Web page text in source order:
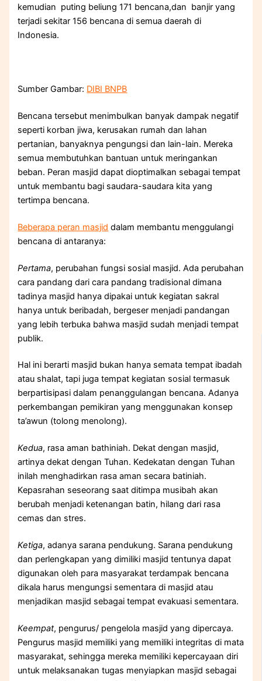
kemudian puting beliung 171 bencana,dan banjir yang
terjadi sekitar 156 bencana di semua daerah di
Indonesia.
Sumber Gambar: DIBI BNPB
Bencana tersebut menimbulkan banyak dampak negatif
seperti korban jiwa, kerusakan rumah dan lahan
pertanian, banyaknya pengungsi dan lain-lain. Mereka
semua membutuhkan bantuan untuk meringankan
beban. Peran masjid dapat dioptimalkan sebagai tempat
untuk membantu bagi saudara-saudara kita yang
tertimpa bencana.
Beberapa peran masjid dalam membantu menggulangi
bencana di antaranya:
Pertama, perubahan fungsi sosial masjid. Ada perubahan
cara pandang dari cara pandang tradisional dimana
tadinya masjid hanya dipakai untuk kegiatan sakral
hanya untuk beribadah, bergeser menjadi pandangan
yang lebih terbuka bahwa masjid sudah menjadi tempat
publik.
Hal ini berarti masjid bukan hanya semata tempat ibadah
atau shalat, tapi juga tempat kegiatan sosial termasuk
berpartisipasi dalam penanggulangan bencana. Adanya
perkembangan pemikiran yang menggunakan konsep
ta’awun (tolong menolong).
Kedua, rasa aman bathiniah. Dekat dengan masjid,
artinya dekat dengan Tuhan. Kedekatan dengan Tuhan
inilah menghadirkan rasa aman secara batiniah.
Kepasrahan seseorang saat ditimpa musibah akan
berubah menjadi ketenangan batin, hilang dari rasa
cemas dan stres.
Ketiga, adanya sarana pendukung. Sarana pendukung
dan perlengkapan yang dimiliki masjid tentunya dapat
digunakan oleh para masyarakat terdampak bencana
dikala harus mengungsi sementara di masjid atau
menjadikan masjid sebagai tempat evakuasi sementara.
Keempat, pengurus/ pengelola masjid yang dipercaya.
Pengurus masjid memiliki yang memiliki integritas di mata
masyarakat, sehingga mereka memiliki kepercayaan diri
untuk melaksanakan tugas menyiapkan masjid sebagai